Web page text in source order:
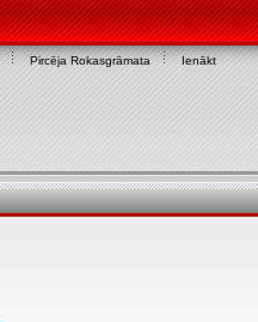
Pircēja Rokasgrāmata Ienākt